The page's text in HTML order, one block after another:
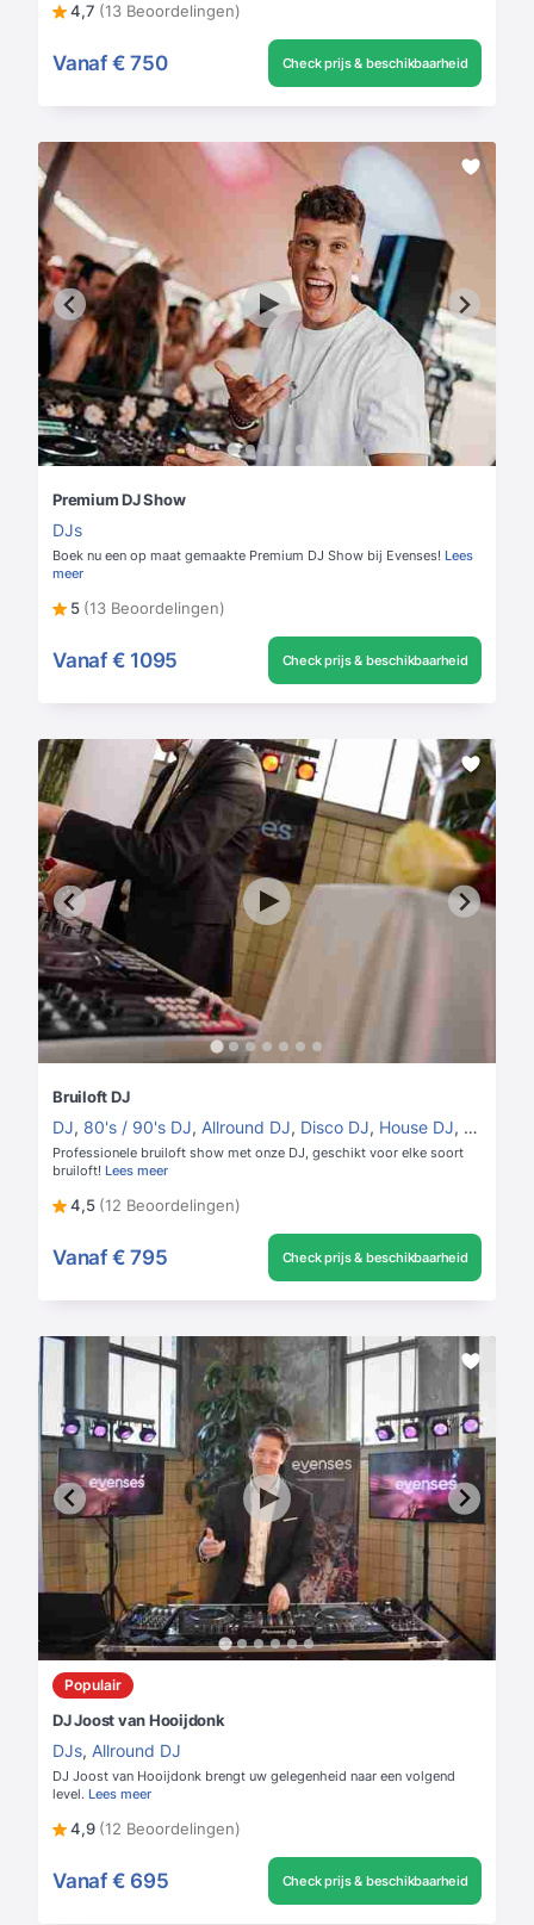
4,7 (13 Beoordelingen)
Vanaf € 750 Check prijs & beschikbaarheid
Premium DJ Show
DJs
Boek nu een op maat gemaakte Premium DJ Show bij Evenses! Lees
meer
5 (13 Beoordelingen)
Vanaf € 1095 Check prijs & beschikbaarheid
Bruiloft DJ
DJ, 80's / 90's DJ, Allround DJ, Disco DJ, House DJ,
Professionele bruiloft show met onze DJ, geschikt voor elke soort
bruiloft! Lees meer
4,5 (12 Beoordelingen)
Vanaf € 795 Check prijs & beschikbaarheid
Populair
DJ Joost van Hooijdonk
DJs, Allround DJ
DJ Joost van Hooijdonk brengt uw gelegenheid naar een volgend
level. Lees meer
4,9 (12 Beoordelingen)
Vanaf € 695 Check prijs & beschikbaarheid